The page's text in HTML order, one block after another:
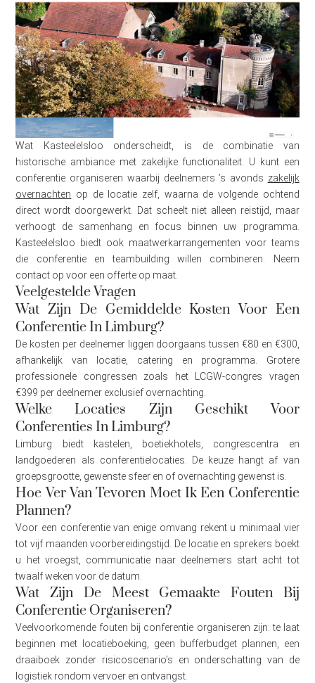
Wat Kasteelelsloo onderscheidt, is de combinatie van
historische ambiance met zakelijke functionaliteit. U kunt een
conferentie organiseren waarbij deelnemers ’s avonds zakelijk
overnachten op de locatie zelf, waarna de volgende ochtend
direct wordt doorgewerkt. Dat scheelt niet alleen reistijd, maar
verhoogt de samenhang en focus binnen uw programma.
Kasteelelsloo biedt ook maatwerkarrangementen voor teams
die conferentie en teambuilding willen combineren. Neem
contact op voor een offerte op maat.
Veelgestelde Vragen
Wat Zijn De Gemiddelde Kosten Voor Een
Conferentie In Limburg?
De kosten per deelnemer liggen doorgaans tussen €80 en €300,
afhankelijk van locatie, catering en programma. Grotere
professionele congressen zoals het LCGW-congres vragen
€399 per deelnemer exclusief overnachting.
Welke Locaties Zijn Geschikt Voor
Conferenties In Limburg?
Limburg biedt kastelen, boetiekhotels, congrescentra en
landgoederen als conferentielocaties. De keuze hangt af van
groepsgrootte, gewenste sfeer en of overnachting gewenst is.
Hoe Ver Van Tevoren Moet Ik Een Conferentie
Plannen?
Voor een conferentie van enige omvang rekent u minimaal vier
tot vijf maanden voorbereidingstijd. De locatie en sprekers boekt
u het vroegst, communicatie naar deelnemers start acht tot
twaalf weken voor de datum.
Wat Zijn De Meest Gemaakte Fouten Bij
Conferentie Organiseren?
Veelvoorkomende fouten bij conferentie organiseren zijn: te laat
beginnen met locatieboeking, geen bufferbudget plannen, een
draaiboek zonder risicoscenario’s en onderschatting van de
logistiek rondom vervoer en ontvangst.